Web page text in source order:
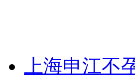
上海申江不